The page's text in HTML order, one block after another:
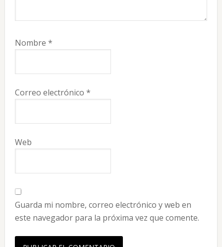
Nombre *
Correo electrónico *
Web
Guarda mi nombre, correo electrónico y web en
este navegador para la próxima vez que comente.